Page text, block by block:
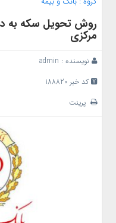
روش تحویل سکه به
مرکزی
نویسنده : admin
کد خبر 188820
پرینت